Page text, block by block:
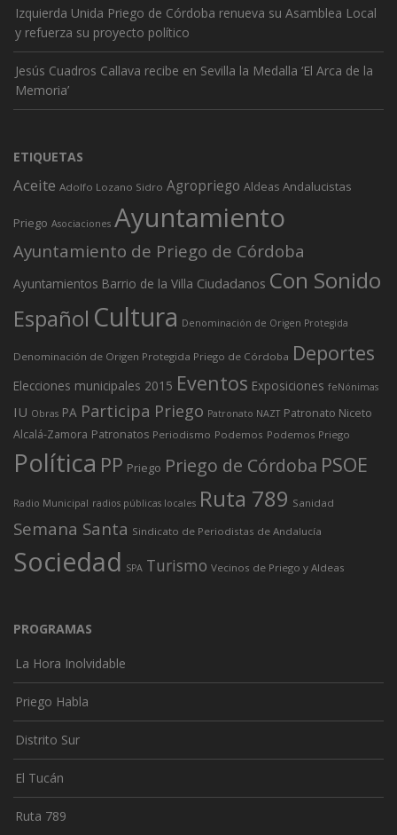
Izquierda Unida Priego de Córdoba renueva su Asamblea Local
y refuerza su proyecto político
Jesús Cuadros Callava recibe en Sevilla la Medalla ‘El Arca de la
Memoria’
ETIQUETAS
Aceite Adolfo Lozano Sidro Agropriego Aldeas Andalucistas
Priego Asociaciones Ayuntamiento
Ayuntamiento de Priego de Córdoba
Ayuntamientos Barrio de la Villa Ciudadanos Con Sonido
Español Cultura Denominación de Origen Protegida
Denominación de Origen Protegida Priego de Córdoba Deportes
Elecciones municipales 2015 Eventos Exposiciones feNónimas
IU Obras PA Participa Priego Patronato NAZT Patronato Niceto
Alcalá-Zamora Patronatos Periodismo Podemos Podemos Priego
Política PP Priego Priego de Córdoba PSOE
Radio Municipal radios públicas locales Ruta 789 Sanidad
Semana Santa Sindicato de Periodistas de Andalucía
Sociedad SPA Turismo Vecinos de Priego y Aldeas
PROGRAMAS
La Hora Inolvidable
Priego Habla
Distrito Sur
El Tucán
Ruta 789